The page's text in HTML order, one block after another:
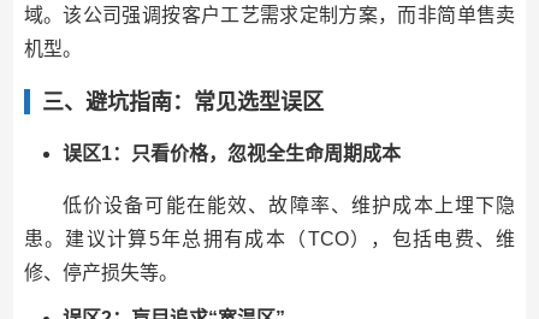
域。该公司强调按客户工艺需求定制方案，而非简单售卖
机型。
三、避坑指南：常见选型误区
误区1：只看价格，忽视全生命周期成本
低价设备可能在能效、故障率、维护成本上埋下隐
患。建议计算5年总拥有成本（TCO），包括电费、维
修、停产损失等。